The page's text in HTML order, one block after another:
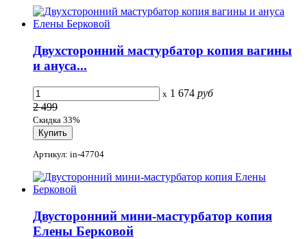
Двухсторонний мастурбатор копия вагины
и ануса...
x 1 674 руб
2 499
Скидка 33%
Артикул: in-47704
Двусторонний мини-мастурбатор копия
Елены Берковой